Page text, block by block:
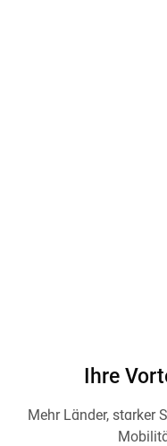
Ihre
Mehr Länder, starker